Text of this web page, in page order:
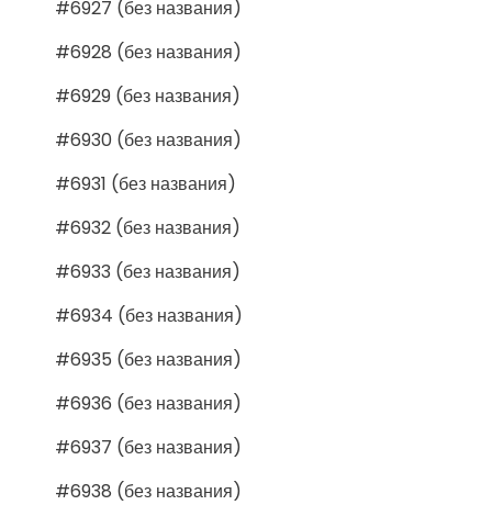
#6927 (без названия)
#6928 (без названия)
#6929 (без названия)
#6930 (без названия)
#6931 (без названия)
#6932 (без названия)
#6933 (без названия)
#6934 (без названия)
#6935 (без названия)
#6936 (без названия)
#6937 (без названия)
#6938 (без названия)